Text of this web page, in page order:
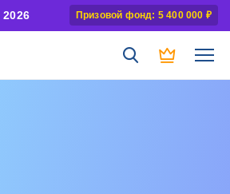
2026 Призовой фонд: 5 400 000 ₽